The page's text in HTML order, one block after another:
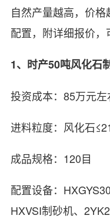
自然产量越高，价
配置，附详细报价，
1、时产50吨风化石
投资成本：85万元左
进料粒度：风化石
成品规格：120目
配置设备：
HXVSI制砂机、